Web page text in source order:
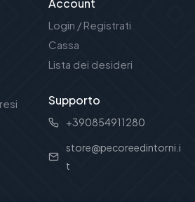
Account
Login / Registrati
Cassa
Lista dei desideri
Supporto
+390854911280
store@pecoreedintorni.i
t